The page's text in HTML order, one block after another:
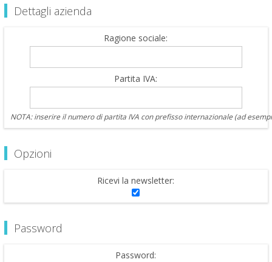
Dettagli azienda
Ragione sociale:
Partita IVA:
NOTA: inserire il numero di partita IVA con prefisso internazionale (ad
Opzioni
Ricevi la newsletter:
Password
Password: